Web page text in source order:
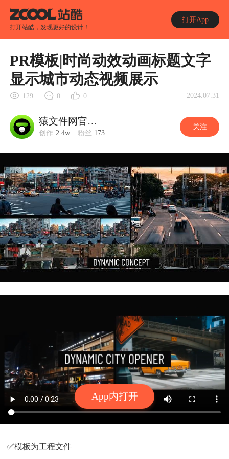
打开站酷，发现更好的设计！
打开App
App内打开
PR模板|时尚动效动画标题文字
显示城市动态视频展示
129 0 0 2024.07.31
猿文件网官方账号
创作 2.4w 粉丝 173
关注
✅模板为工程文件